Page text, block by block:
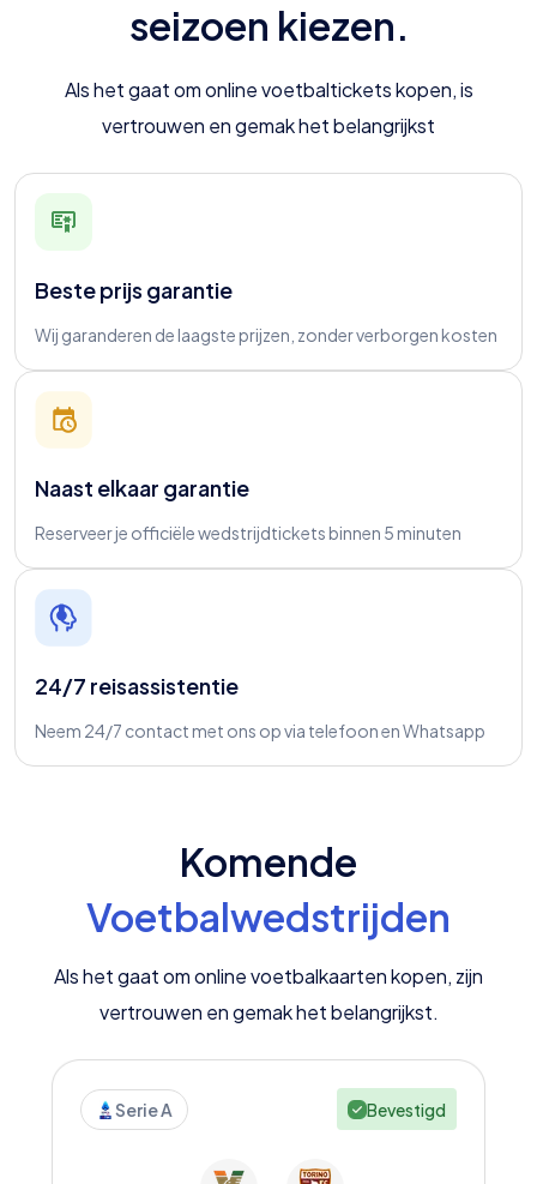
seizoen kiezen.
Als het gaat om online voetbaltickets kopen, is
vertrouwen en gemak het belangrijkst
Beste prijs garantie
Wij garanderen de laagste prijzen, zonder verborgen kosten
Naast elkaar garantie
Reserveer je officiële wedstrijdtickets binnen 5 minuten
24/7 reisassistentie
Neem 24/7 contact met ons op via telefoon en Whatsapp
Komende
Voetbalwedstrijden
Als het gaat om online voetbalkaarten kopen, zijn
vertrouwen en gemak het belangrijkst.
Serie A Bevestigd